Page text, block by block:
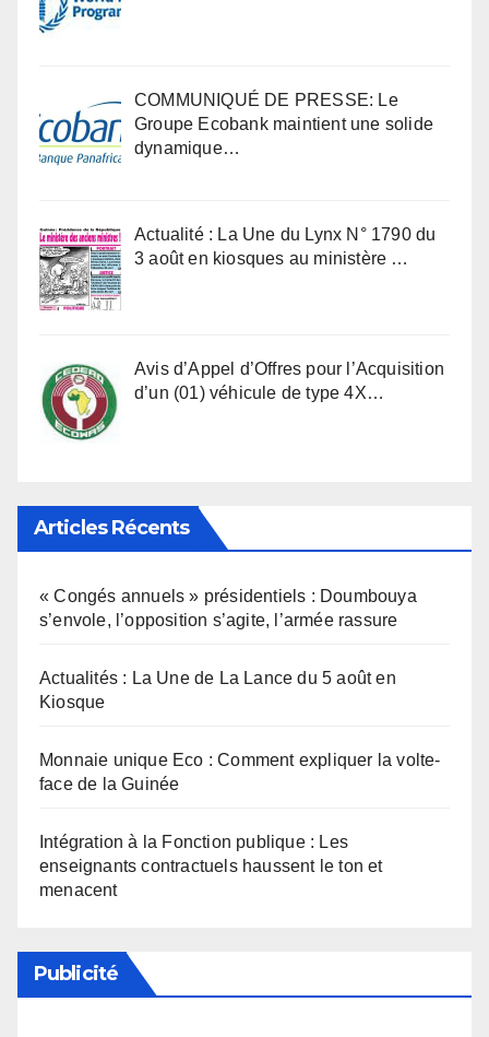
COMMUNIQUÉ DE PRESSE: Le
Groupe Ecobank maintient une solide
dynamique…
Actualité : La Une du Lynx N° 1790 du
3 août en kiosques au ministère …
Avis d’Appel d’Offres pour l’Acquisition
d’un (01) véhicule de type 4X…
Articles Récents
« Congés annuels » présidentiels : Doumbouya
s’envole, l’opposition s’agite, l’armée rassure
Actualités : La Une de La Lance du 5 août en
Kiosque
Monnaie unique Eco : Comment expliquer la volte-
face de la Guinée
Intégration à la Fonction publique : Les
enseignants contractuels haussent le ton et
menacent
Publicité